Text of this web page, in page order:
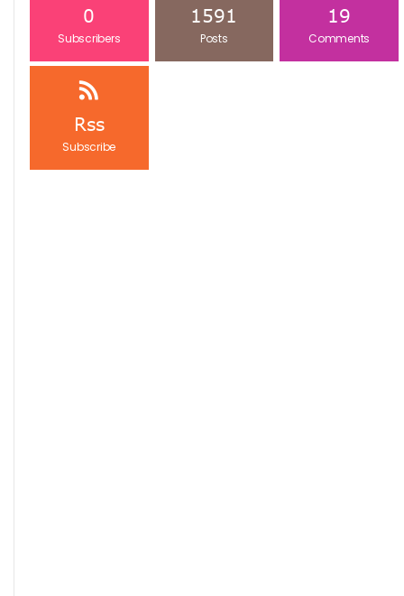
0
Subscribers
1591
Posts
19
Comments
Rss
Subscribe